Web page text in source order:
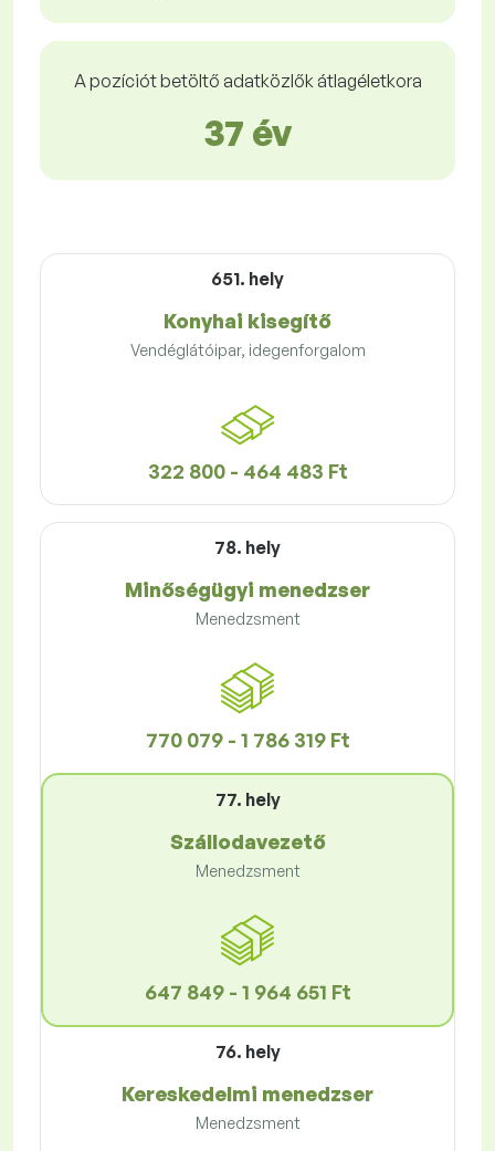
A pozíciót betöltő adatközlők átlagéletkora
37 év
651. hely
Konyhai kisegítő
Vendéglátóipar, idegenforgalom
322 800 - 464 483 Ft
78. hely
Minőségügyi menedzser
Menedzsment
770 079 - 1 786 319 Ft
77. hely
Szállodavezető
Menedzsment
647 849 - 1 964 651 Ft
76. hely
Kereskedelmi menedzser
Menedzsment